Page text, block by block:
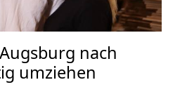
nach
umziehen